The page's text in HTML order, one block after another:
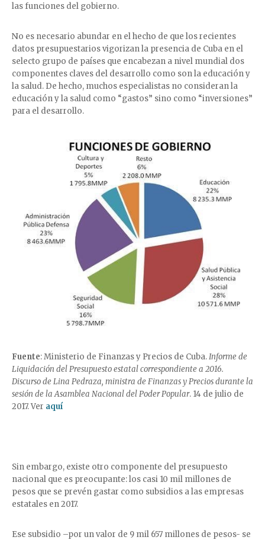
las funciones del gobierno.
No es necesario abundar en el hecho de que los recientes
datos presupuestarios vigorizan la presencia de Cuba en el
selecto grupo de países que encabezan a nivel mundial dos
componentes claves del desarrollo como son la educación y
la salud. De hecho, muchos especialistas no consideran la
educación y la salud como “gastos” sino como “inversiones”
para el desarrollo.
Fuente: Ministerio de Finanzas y Precios de Cuba.Informe de
Liquidación del Presupuesto estatal correspondiente a 2016.
Discurso de Lina Pedraza, ministra de Finanzas y Precios durante la
sesión de la Asamblea Nacional del Poder Popular. 14 de julio de
2017. Ver aquí
Sin embargo, existe otro componente del presupuesto
nacional que es preocupante: los casi 10 mil millones de
pesos que se prevén gastar como subsidios a las empresas
estatales en 2017.
Ese subsidio –por un valor de 9 mil 657 millones de pesos- se